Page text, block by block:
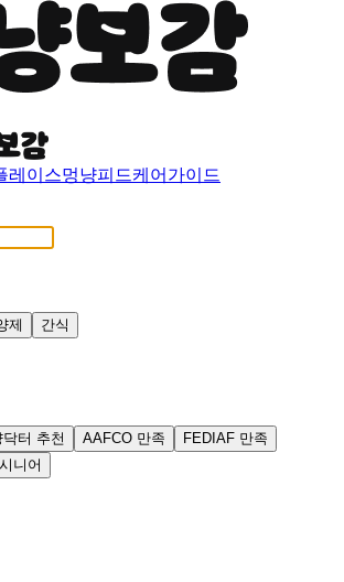
레이스멍냥피드케어가이드
제 간식
닥터 추천 AAFCO 만족
FEDIAF 만족
시니어